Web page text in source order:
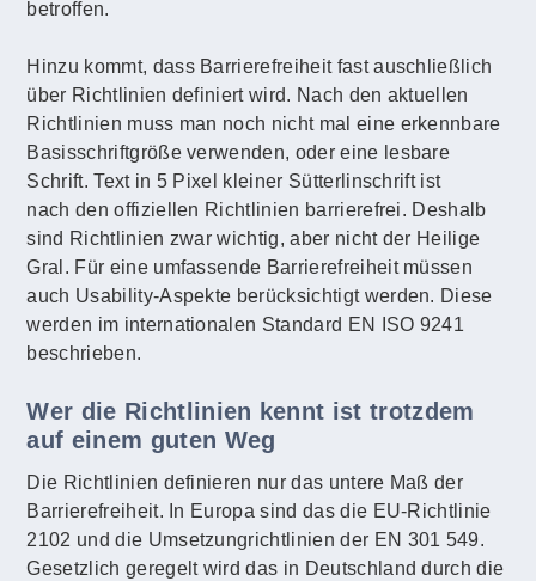
betroffen.
Hinzu kommt, dass Barrierefreiheit fast auschließlich
über Richtlinien definiert wird. Nach den aktuellen
Richtlinien muss man noch nicht mal eine erkennbare
Basisschriftgröße verwenden, oder eine lesbare
Schrift. Text in 5 Pixel kleiner Sütterlinschrift ist
nach den offiziellen Richtlinien barrierefrei. Deshalb
sind Richtlinien zwar wichtig, aber nicht der Heilige
Gral. Für eine umfassende Barrierefreiheit müssen
auch Usability-Aspekte berücksichtigt werden. Diese
werden im internationalen Standard EN ISO 9241
beschrieben.
Wer die Richtlinien kennt ist trotzdem
auf einem guten Weg
Die Richtlinien definieren nur das untere Maß der
Barrierefreiheit. In Europa sind das die EU-Richtlinie
2102 und die Umsetzungrichtlinien der EN 301 549.
Gesetzlich geregelt wird das in Deutschland durch die